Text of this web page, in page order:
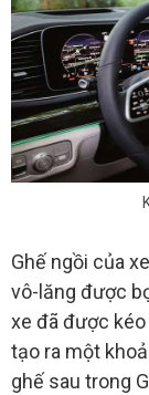
Ghế ngồi của
vô-lăng được
xe đã được
tạo ra một
ghế sau trong